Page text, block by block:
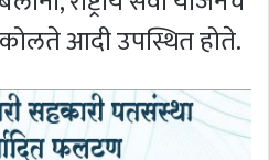
कोलते आदी उपस्थित होते.